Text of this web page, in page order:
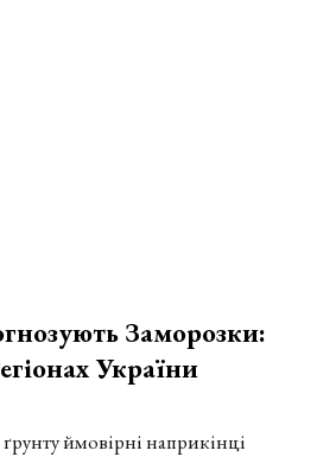
Заморозки:
України
ймовірні наприкінці